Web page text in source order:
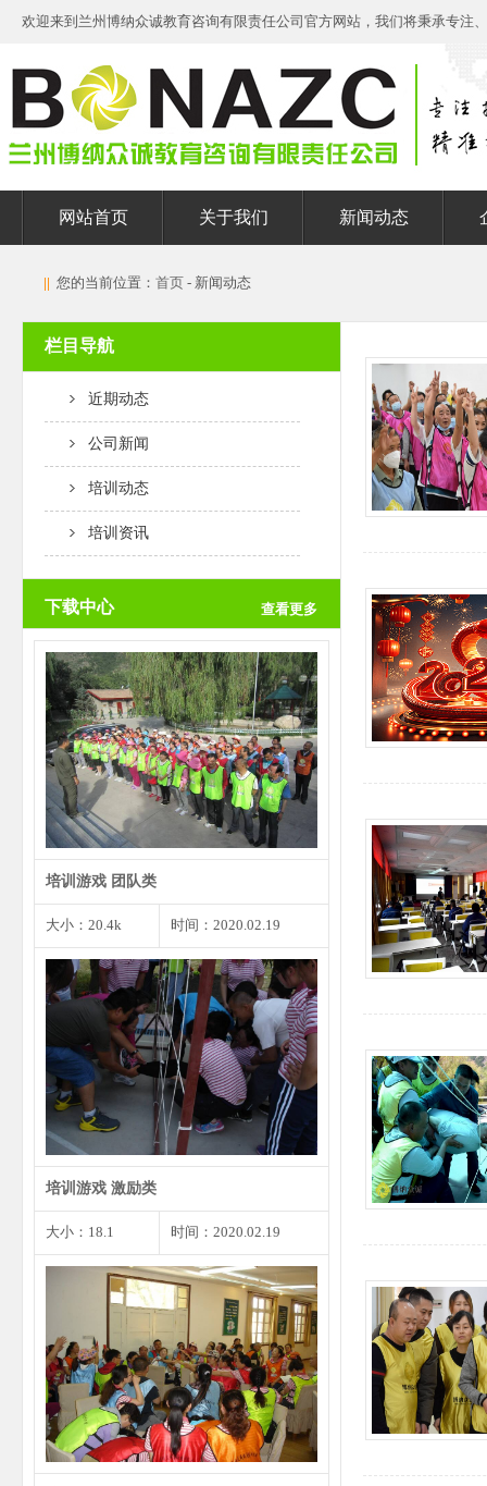
欢迎来到兰州博纳众诚教育咨询有限责任公司官方网站，我们将秉承专注
网站首页 关于我们 新闻动态
|| 您的当前位置： 首页 - 新闻动态
栏目导航
近期动态
公司新闻
培训动态
培训资讯
下载中心 查看更多
团队创意是一个团队取得成功的根
本前提，而个人创意是团…
培训游戏 团队类
大小：20.4k 时间：2020.02.19
每个人都会遇到尴尬的事情或者小
错，遇到这种状况我们不…
培训游戏 激励类
大小：18.1 时间：2020.02.19
见面3分钟时是你留给他人第一印
象的最重要的时刻，同样…